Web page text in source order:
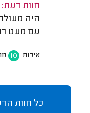
חוות דעת:
היה
עם מעט
איכות 10
כל חוות